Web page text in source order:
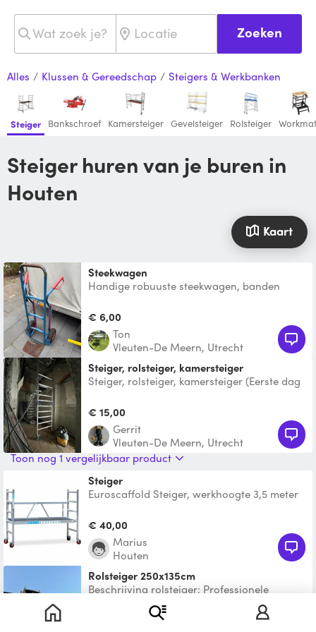
Zoeken
Alles / Klussen & Gereedschap / Steigers & Werkbanken
Steiger Bankschroef Kamersteiger Gevelsteiger Rolsteiger
Steiger huren van je buren in
Houten
Kaart
Steekwagen
Handige robuuste steekwagen, banden
verhuur ik: Aanhangw
€ 6,00
Ton
Vleuten-De Meern, Utrecht
Steiger, rolsteiger, kamersteiger
Steiger, rolsteiger, kamersteiger (Eerste dag
Voor meer i
€ 15,00
Gerrit
Vleuten-De Meern, Utrecht
Toon nog 1 vergelijkbaar product
Steiger
Euroscaffold Steiger, werkhoogte 3,5 meter
lengte: 1,40
€ 40,00
Marius
Houten
Rolsteiger 250x135cm
Beschrijving rolsteiger: Professionele
rolsteiger van 1,35 m breed en 2,50 m diep,
ideaal voor veili